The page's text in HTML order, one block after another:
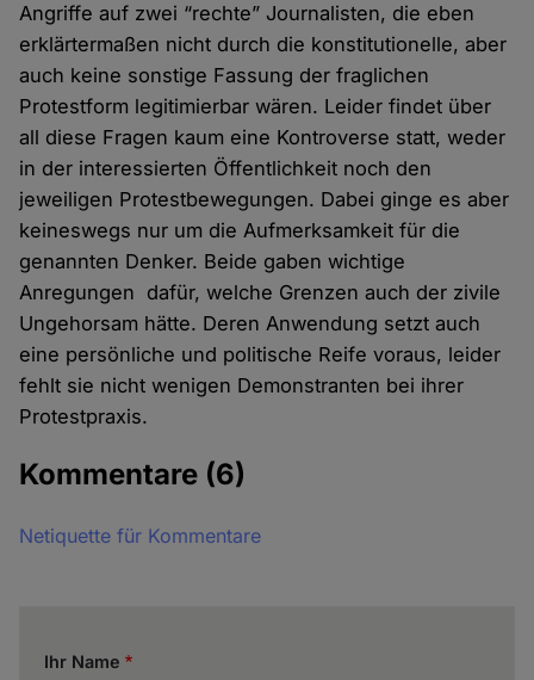
Angriffe auf zwei “rechte” Journalisten, die eben
erklärtermaßen nicht durch die konstitutionelle, aber
auch keine sonstige Fassung der fraglichen
Protestform legitimierbar wären. Leider findet über
all diese Fragen kaum eine Kontroverse statt, weder
in der interessierten Öffentlichkeit noch den
jeweiligen Protestbewegungen. Dabei ginge es aber
keineswegs nur um die Aufmerksamkeit für die
genannten Denker. Beide gaben wichtige
Anregungen dafür, welche Grenzen auch der zivile
Ungehorsam hätte. Deren Anwendung setzt auch
eine persönliche und politische Reife voraus, leider
fehlt sie nicht wenigen Demonstranten bei ihrer
Protestpraxis.
Kommentare (6)
Netiquette für Kommentare
Ihr Name